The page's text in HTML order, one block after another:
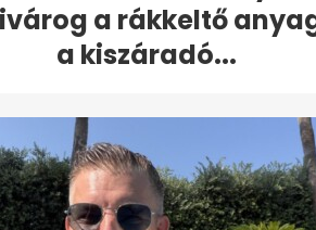
a rákkeltő
a kiszáradó...